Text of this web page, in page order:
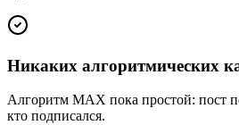
Никаких алгоритмических
Алгоритм MAX пока простой: пост
кто подписался.